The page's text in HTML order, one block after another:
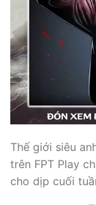
Thế giới siêu
trên FPT Play
cho dịp cuối